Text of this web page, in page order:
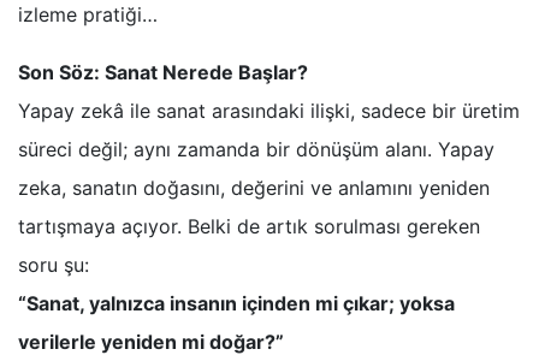
izleme pratiği…
Son Söz: Sanat Nerede Başlar?
Yapay zekâ ile sanat arasındaki ilişki, sadece bir üretim
süreci değil; aynı zamanda bir dönüşüm alanı. Yapay
zeka, sanatın doğasını, değerini ve anlamını yeniden
tartışmaya açıyor. Belki de artık sorulması gereken
soru şu:
“Sanat, yalnızca insanın içinden mi çıkar; yoksa
verilerle yeniden mi doğar?”